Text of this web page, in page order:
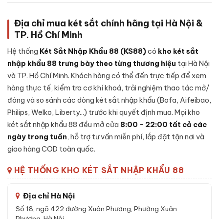
Một trong những điểm tạo nên độ tin cậy củaKét sắt việt tiệp
BO63FE Luxury màu xanh
các thành phần chính của sản phẩm:
Vỏ ngoài:Thép tấm dày dặn, xử lý chống gỉ và sơn tĩnh
điện chống bong tróc theo thời gian.
Vỏ trong:Thép tấm gia cố, đổ bê-tông chống cháykết
hợp lớp vật liệu cách nhiệt chuyên dụng giúp bảo vệ tài sản
khi gặp nhiệt độ cao và độ ẩm.
Cánh cửa két:Thép nguyên khối đúc đặc, có gờ chống
cạy phá, đệm cao su chống khói thoát khi xảy ra hoả hoạn.
Hệ thống chốt khoá:Thanh chốt thép cứng đa hướng,
ngàm cài chống khoan và đục phá.
Loại khoá:
Khóa vân tay điện tử - tích hợp cơ chế chống
kiểu tấn công thử mã.
Bản lề ẩn: Thiết kế bản lề chìm trong thân két, tránh điểm
Địa chỉ mua két sắt chính hãng tại Hà Nội &
TP. Hồ Chí Minh
Hệ thống Két Sắt Nhập Khẩu 88 (KS88)có kho két sắt
nhập khẩu 88 trưng bày theo từng thương hiệu tại Hà Nội
và TP. Hồ Chí Minh. Khách hàng có thể đến trực tiếp để xem
hàng thực tế, kiểm tra cơ khí khoá, trải nghiệm thao tác mở/
đóng và so sánh các dòng két sắt nhập khẩu (Bofa, Aifeibao,
Philips, Welko, Liberty...) trước khi quyết định mua. Mọi kho
két sắt nhập khẩu 88 đều mở cửa 8:00 - 22:00 tất cả các
ngày trong tuần, hỗ trợ tư vấn miễn phí, lắp đặt tận nơi và
giao hàng COD toàn quốc.
HỆ THỐNG KHO KÉT SẮT NHẬP KHẨU 88
Địa chỉ Hà Nội
Số 18, ngõ 422 đường Xuân Phương, Phường Xuân